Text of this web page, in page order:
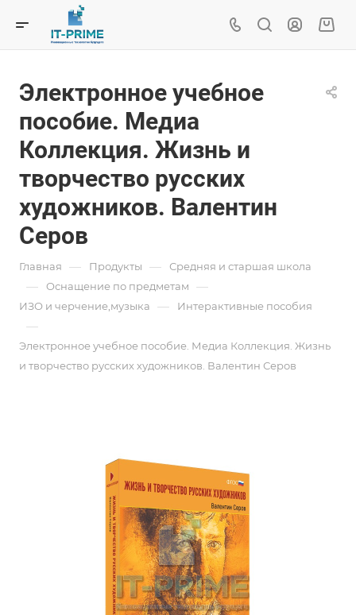
Электронное учебное
пособие. Медиа
Коллекция. Жизнь и
творчество русских
художников. Валентин
Серов
Главная — Продукты — Средняя и старшая школа
— Oснащение по предметам —
ИЗО и черчение,музыка — Интерактивные пособия
—
Электронное учебное пособие. Медиа Коллекция. Жизнь
и творчество русских художников. Валентин Серов